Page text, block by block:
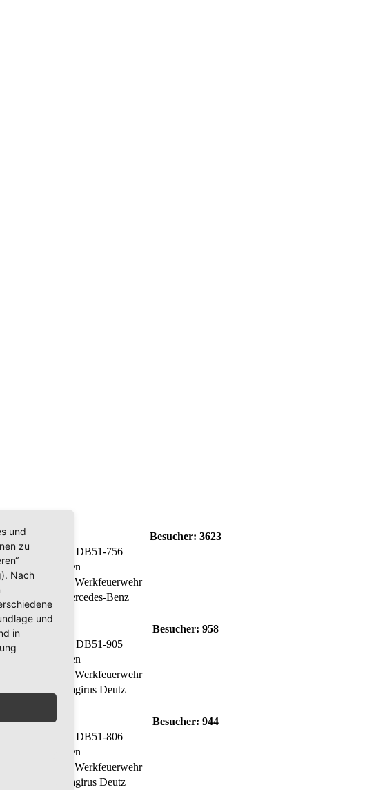
Besucher: 3623
Kennzeichen: DB51-756
Organisation: Werkfeuerwehr
Hersteller: Mercedes-Benz
Besucher: 958
Kennzeichen: DB51-905
Organisation: Werkfeuerwehr
Hersteller: Magirus Deutz
Besucher: 944
Kennzeichen: DB51-806
Organisation: Werkfeuerwehr
Hersteller: Magirus Deutz
und
zu
Nach
und
in